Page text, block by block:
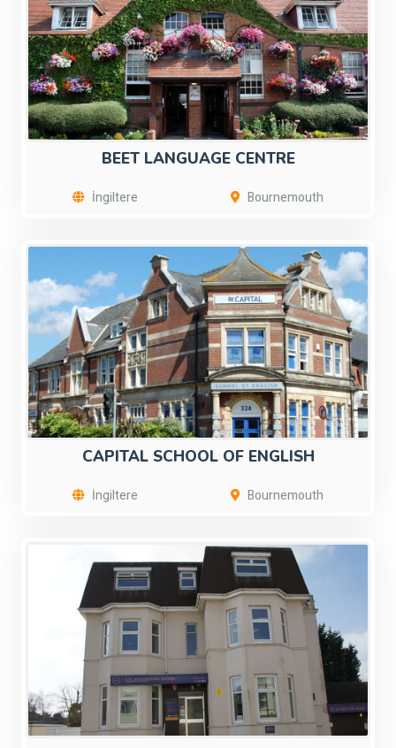
BEET LANGUAGE CENTRE
İngiltere Bournemouth
CAPITAL SCHOOL OF ENGLISH
İngiltere Bournemouth